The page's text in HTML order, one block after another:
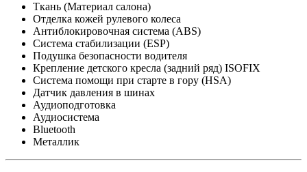
Ткань (Материал салона)
Отделка кожей рулевого колеса
Антиблокировочная система (ABS)
Система стабилизации (ESP)
Подушка безопасности водителя
Крепление детского кресла (задний ряд) ISOFIX
Система помощи при старте в гору (HSA)
Датчик давления в шинах
Аудиоподготовка
Аудиосистема
Bluetooth
Металлик